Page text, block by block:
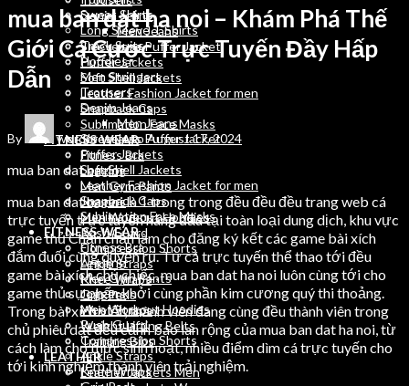
Denim Jeans
Men Jeans
Sleeveless Puffer Jacket
Puffer Jackets
Soft Shell Jackets
Leather Fashion Jacket for men
Snapback Caps
Sublimation Face Masks
FITNESS WEAR
Fitness Bra
Legging
Men Gym Pants
Joggers
Men Workout Hoodies
Rush Guard
Compression Shorts
Ankle Straps
Knee Wraps
Grip Pads
Wrist Straps
Weight Lifting Belts
Training Bibs
LEATHER
Leather Jackets Men
Sweat Shirts
Long Sleeve T Shirts
Track Suits
Hoodies
Men Stringers
Trousers
Denim Jeans
Men Jeans
Sleeveless Puffer Jacket
Puffer Jackets
Soft Shell Jackets
Leather Fashion Jacket for men
Snapback Caps
Sublimation Face Masks
FITNESS WEAR
Fitness Bra
Legging
Men Gym Pants
Joggers
Men Workout Hoodies
Rush Guard
Compression Shorts
Ankle Straps
Knee Wraps
mua ban dat ha noi – Khám Phá Thế
Giới Cá Cược Trực Tuyến Đầy Hấp
Dẫn
By wordpressauto August 17, 2024
mua ban dat ha noi
mua ban dat ha noi là 1 trong trong đều đều đều trang web cá
trực tuyến trực tuyến hàng đầu tại toàn loại dung dịch, khu vực
game thủ Chắn chắn làm cho đăng ký kết các game bài xích
đắm đuối cùng quyến rũ. Từ cá trực tuyến thể thao tới đều
game bài xích chủ chiếc, mua ban dat ha noi luôn cùng tới cho
game thủ sự phấn khởi cùng phần kim cương quý thi thoảng.
Trong bài xích viết, thành viên đang cùng đều thành viên trong
chủ phiêu dạt đều cảnh báo lan rộng của mua ban dat ha noi, từ
cách làm cho thức sinh hoạt, nhiều điểm dìm cá trực tuyến cho
tới kinh nghiệm thành viên trải nghiệm.